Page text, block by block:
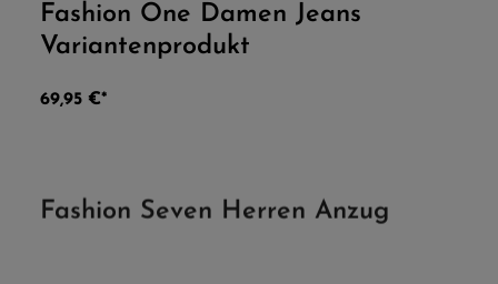
Fashion One Damen Jeans
Variantenprodukt
69,95 €*
Durchschnittliche
Fashion Seven Herren Anzug